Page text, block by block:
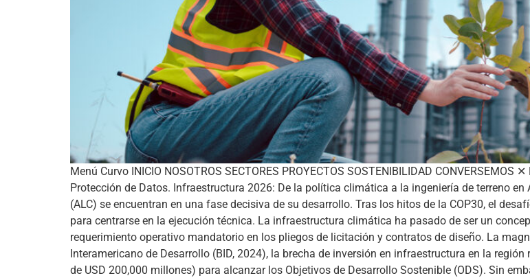
Menú Curvo INICIO NOSOTROS SECTORES PROYECTOS SOSTENIBILIDAD
Protección de Datos. Infraestructura 2026: De la política climática a la ingeniería de terreno
(ALC) se encuentran en una fase decisiva de su desarrollo. Tras los hitos de la COP30, el
para centrarse en la ejecución técnica. La infraestructura climática ha pasado de ser un
requerimiento operativo mandatorio en los pliegos de licitación y contratos de diseño. La
Interamericano de Desarrollo (BID, 2024), la brecha de inversión en infraestructura en la
de USD 200,000 millones) para alcanzar los Objetivos de Desarrollo Sostenible (ODS). Sin